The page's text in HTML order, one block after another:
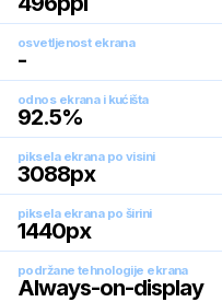
osvetljenost ekrana
-
odnos ekrana i kućišta
92.5%
piksela ekrana po visini
3088px
piksela ekrana po širini
1440px
podržane tehnologije ekrana
Always-on-display